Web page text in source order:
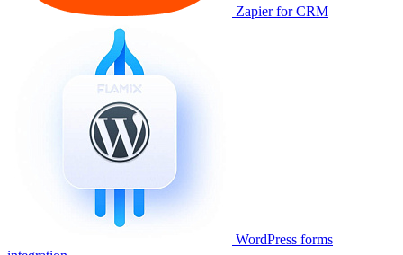
Zapier for CRM
WordPress forms